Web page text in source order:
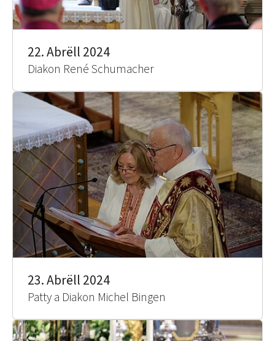
22. Abrëll 2024
Diakon René Schumacher
23. Abrëll 2024
Patty a Diakon Michel Bingen